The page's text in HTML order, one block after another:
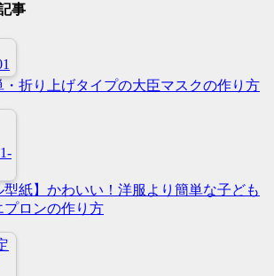
事
・折り上げタイプの大臣マスクの作り方
型紙】かわいい！洋服より簡単な子ども
プロンの作り方